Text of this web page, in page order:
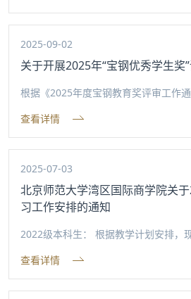
2025-09-02
关于开展2025年“宝钢优秀学生奖
根据《2025年度宝钢教育奖评审工作
查看详情
2025-07-03
北京师范大学湾区国际商学院关
习工作安排的通知
2022级本科生： 根据教学计划安排，
查看详情